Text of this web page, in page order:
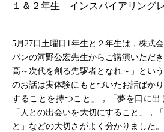
１＆２年生 インスパイアリング
5月27日土曜日1年生と２年生は，株式
パンの河野公宏先生からご講演いただ
高～次代を創る先駆者となれ～」とい
のお話は実体験にもとづいたお話ばか
することを持つこと」，「夢を口に出
「人との出会いを大切にすること」，
と」などの大切さがよく分かりました